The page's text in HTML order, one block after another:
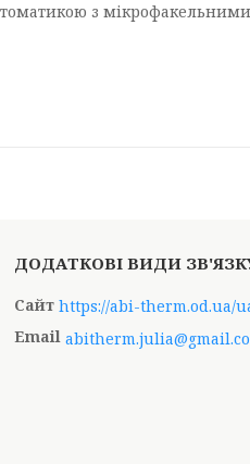
з
https://abi-therm.od.ua/